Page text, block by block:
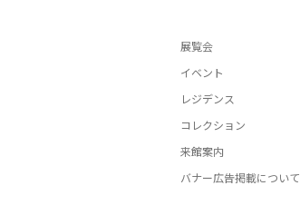
展覧会
イベント
レジデンス
コレクション
来館案内
バナー広告掲載について